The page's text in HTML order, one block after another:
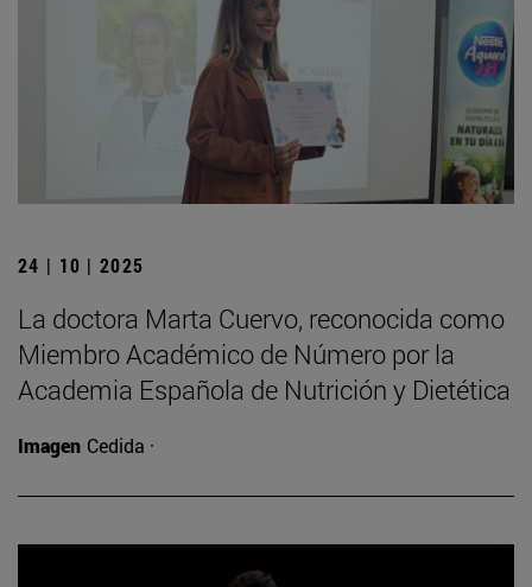
24 | 10 | 2025
La doctora Marta Cuervo, reconocida como
Miembro Académico de Número por la
Academia Española de Nutrición y Dietética
Imagen Cedida ·